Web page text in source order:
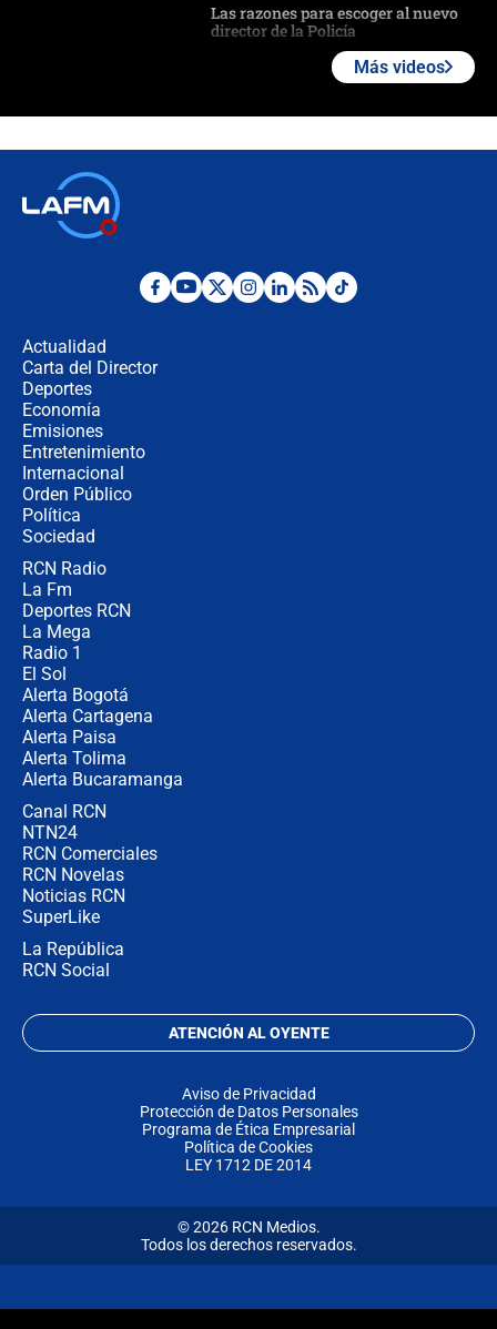
Las razones para escoger al nuevo
director de la Policía
"No hubo fraude ni posibilidad de
Más videos
Actualidad
Carta del Director
Deportes
Economía
Emisiones
Entretenimiento
Internacional
Orden Público
Política
Sociedad
RCN Radio
La Fm
Deportes RCN
La Mega
Radio 1
El Sol
Alerta Bogotá
Alerta Cartagena
Alerta Paisa
Alerta Tolima
Alerta Bucaramanga
Canal RCN
NTN24
RCN Comerciales
RCN Novelas
Noticias RCN
SuperLike
La República
RCN Social
ATENCIÓN AL OYENTE
Aviso de Privacidad
Protección de Datos Personales
Programa de Ética Empresarial
Política de Cookies
LEY 1712 DE 2014
© 2026 RCN Medios.
Todos los derechos reservados.